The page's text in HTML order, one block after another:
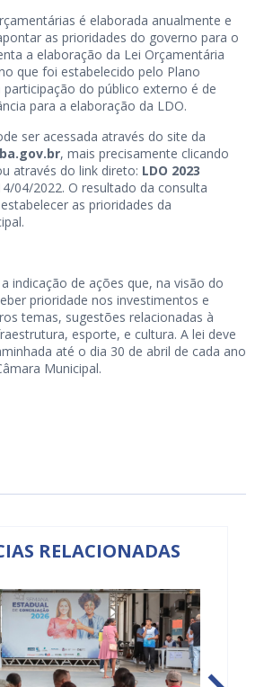
é elaborada anualmente e
as prioridades do governo para o
a elaboração da Lei Orçamentária
que foi estabelecido pelo Plano
participação do público externo é de
para a elaboração da LDO.
ser acessada através do site da
, mais precisamente clicando
através do link direto: LDO 2023
04/2022. O resultado da consulta
as prioridades da
indicação de ações que, na visão do
prioridade nos investimentos e
temas, sugestões relacionadas à
esporte, e cultura. A lei deve
até o dia 30 de abril de cada ano
Municipal.
RELACIONADAS